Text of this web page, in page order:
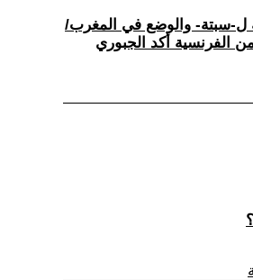
ل-سبتة- والوضع في المغرب/
الفرنسية أكد الجبوري